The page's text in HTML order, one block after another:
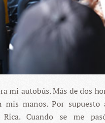
mi autobús. Más de dos
manos. Por
Cuando se me